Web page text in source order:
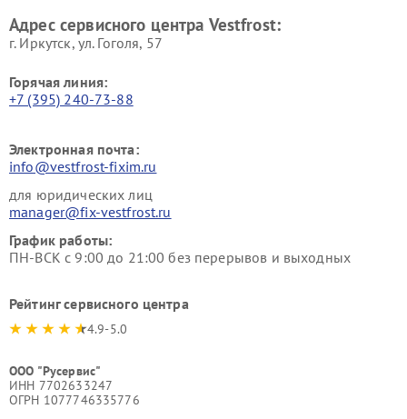
Адрес сервисного центра Vestfrost:
г. Иркутск, ул. ​Гоголя, 57
Горячая линия:
+7 (395) 240-73-88
Электронная почта:
info@vestfrost-fixim.ru
для юридических лиц
manager@fix-vestfrost.ru
График работы:
ПН-ВСК с 9:00 до 21:00 без перерывов и выходных
Рейтинг сервисного центра
4.9-5.0
ООО "Русервис"
ИНН 7702633247
ОГРН 1077746335776